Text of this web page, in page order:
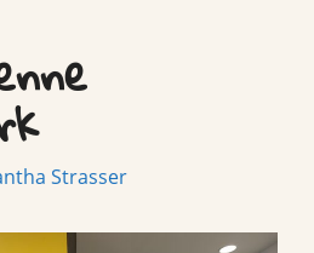
Strasser